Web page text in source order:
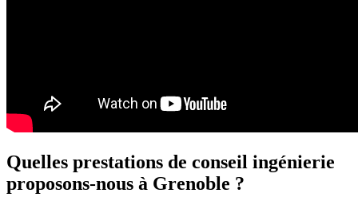
Quelles prestations de conseil ingénierie
proposons-nous à Grenoble ?